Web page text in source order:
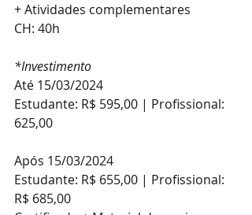
+ Atividades complementares
CH: 40h
*Investimento
Até 15/03/2024
Estudante: R$ 595,00 | Profissional:
625,00
Após 15/03/2024
Estudante: R$ 655,00 | Profissional:
R$ 685,00